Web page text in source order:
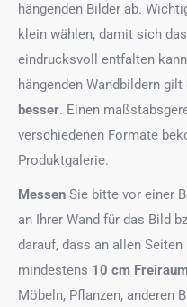
hängenden Bilder ab.
klein wählen, damit sich
eindrucksvoll entfalten
hängenden Wandbildern gilt
besser. Einen
verschiedenen Formate
Produktgalerie.
Messen Sie bitte vor einer
an Ihrer Wand für das Bild
darauf, dass an allen
mindestens 10 cm
Möbeln, Pflanzen, anderen